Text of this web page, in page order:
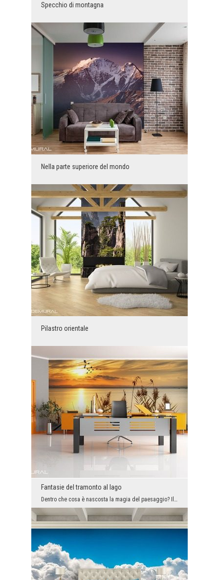
Specchio di montagna
Nella parte superiore del mondo
Pilastro orientale
Fantasie del tramonto al lago
Dentro che cosa è nascosta la magia del paesaggio? Il carta da parati con il motivo del lago in c...